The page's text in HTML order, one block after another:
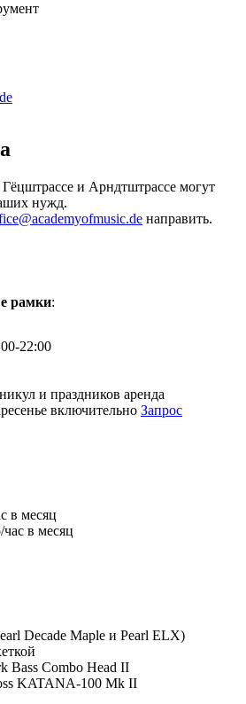
Гёцштрассе и Арндтштрассе могут
нужд.
направить.
рамки:
22:00
и праздников аренда
включительно Запрос
в месяц
в месяц
Decade Maple и Pearl ELX)
Bass Combo Head II
KATANA-100 Mk II